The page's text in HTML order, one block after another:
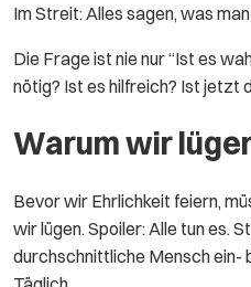
Im Streit: Alles sagen, was
Die Frage ist nie nur “Ist es
nötig? Ist es hilfreich? Ist jetzt
Warum wir
Bevor wir Ehrlichkeit feiern,
wir lügen. Spoiler: Alle tun es.
durchschnittliche Mensch ein-